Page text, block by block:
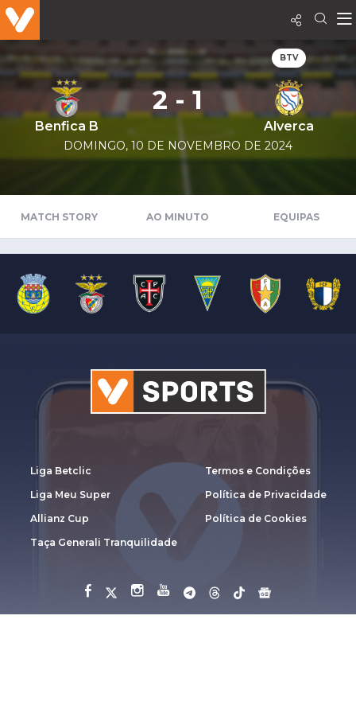
BTV
Benfica B
2 - 1
Alverca
DOMINGO, 10 DE NOVEMBRO DE 2024
MATCH STORY AO MINUTO EQUIPAS
Liga Betclic
Liga Meu Super
Allianz Cup
Taça Generali Tranquilidade
Termos e Condições
Política de Privacidade
Política de Cookies